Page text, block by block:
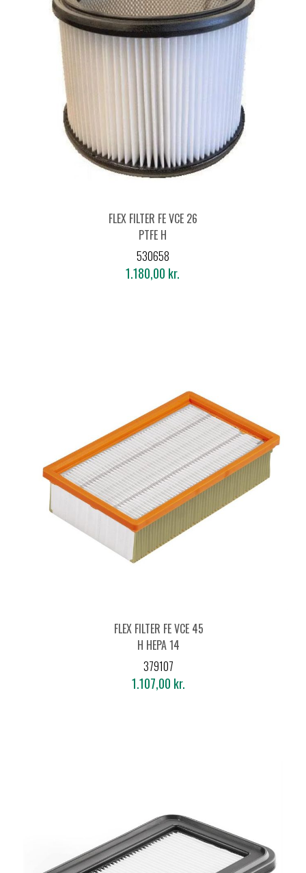
FLEX FILTER FE VCE 26
PTFE H
530658
1.180,00 kr.
FLEX FILTER FE VCE 45
H HEPA 14
379107
1.107,00 kr.